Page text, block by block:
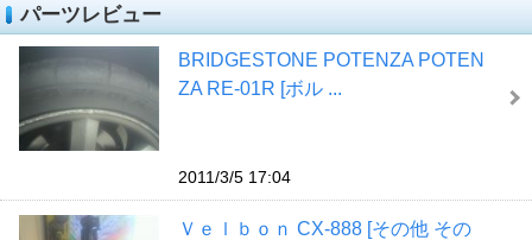
パーツレビュー
BRIDGESTONE POTENZA POTEN
ZA RE-01R [ボル ...
2011/3/5 17:04
Ｖｅｌｂｏｎ CX-888 [その他 その